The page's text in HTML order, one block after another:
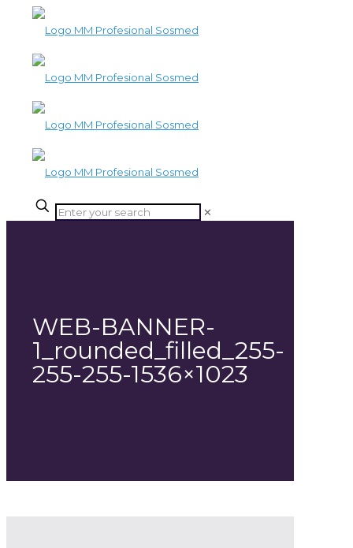
✕
WEB-BANNER-
1_rounded_filled_255-
255-255-1536×1023